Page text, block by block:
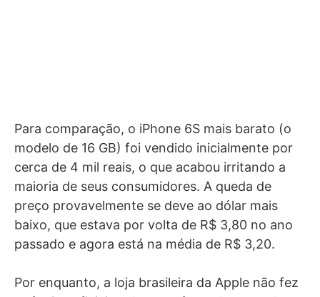
Para comparação, o iPhone 6S mais barato (o
modelo de 16 GB) foi vendido inicialmente por
cerca de 4 mil reais, o que acabou irritando a
maioria de seus consumidores. A queda de
preço provavelmente se deve ao dólar mais
baixo, que estava por volta de R$ 3,80 no ano
passado e agora está na média de R$ 3,20.
Por enquanto, a loja brasileira da Apple não fez